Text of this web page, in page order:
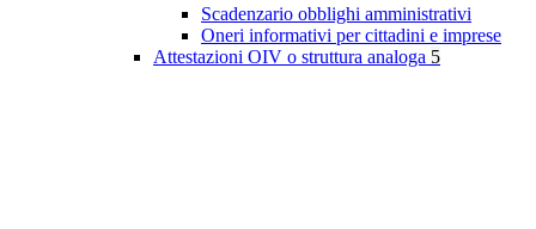
Scadenzario obblighi amministrativi
Oneri informativi per cittadini e imprese
Attestazioni OIV o struttura analoga 5